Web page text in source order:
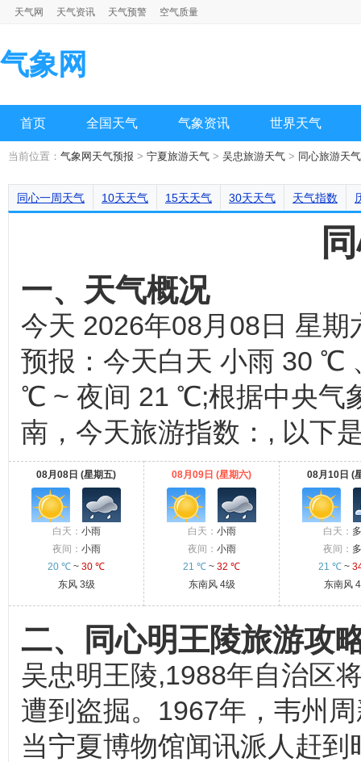
天气网 天气资讯 天气预警 空气质量
气象网
首页 全国天气 气象资讯 世界天气
当前位置： 气象网天气预报 > 宁夏旅游天气 > 吴忠旅游天气 > 同心旅游天气
同心一周天气 10天天气 15天天气 30天天气 天气指数
一、天气概况
今天 2026年08月08日 星
预报：今天白天 小雨 30 ℃
℃ ~ 夜间 21 ℃;根据中央气
南，今天旅游指数：, 以下
08月08日 (星期五)
白天： 小雨
夜间： 小雨
20 ℃ ~ 30 ℃
东风 3级
08月09日 (星期六)
白天： 小雨
夜间： 小雨
21 ℃ ~ 32 ℃
东南风 4级
08月10日 (
白天：
夜间：
21 ℃ ~
东南风
二、同心明王陵旅游攻
吴忠明王陵,1988年自治区
遭到盗掘。1967年，韦州
当宁夏博物馆闻讯派人赶到